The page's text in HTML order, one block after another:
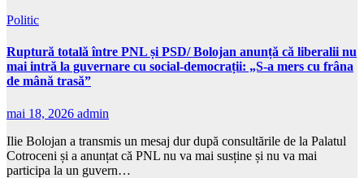
Politic
Ruptură totală între PNL și PSD/ Bolojan anunță că liberalii nu
mai intră la guvernare cu social-democrații: „S-a mers cu frâna
de mână trasă”
mai 18, 2026 admin
Ilie Bolojan a transmis un mesaj dur după consultările de la Palatul
Cotroceni și a anunțat că PNL nu va mai susține și nu va mai
participa la un guvern…